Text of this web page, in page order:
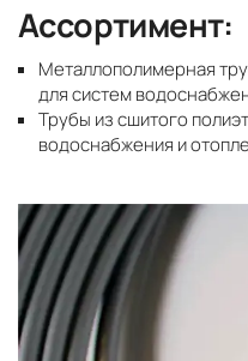
Ассортимент:
Металлополимерная
для систем
Трубы из сшитого
водоснабжения и